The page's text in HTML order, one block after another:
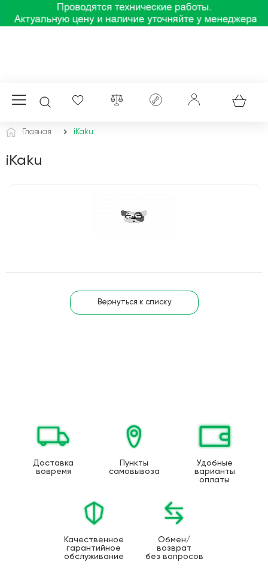
Главная iKaku
iKaku
Вернуться к списку
Доставка
вовремя
Пункты
самовывоза
Удобные
варианты
оплаты
Качественное
гарантийное
обслуживание
Обмен/
возврат
без вопросов